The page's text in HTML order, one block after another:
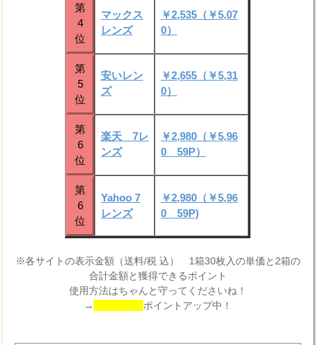
第
4
位
マックス
レンズ
￥2,535（￥5,07
0）
第
5
位
安いレン
ズ
￥2,655（￥5,31
0）
第
6
位
楽天 7レ
ンズ
￥2,980（￥5,96
0 59P）
第
6
位
Yahoo 7
レンズ
￥2,980（￥5,96
0 59P)
※各サイトの表示金額（送料/税 込） 1箱30枚入の単価と2箱の
合計金額と獲得できるポイント
使用方法はちゃんと守ってくださいね！
→
ポイントアップ中！